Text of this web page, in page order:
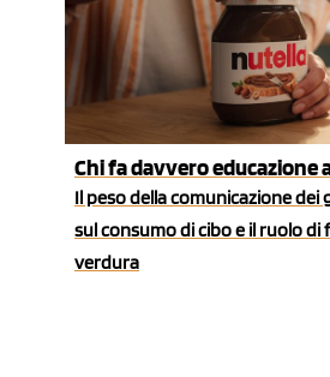
Chi fa davvero educazione
Il peso della comunicazione dei
sul consumo di cibo e il ruolo
verdura